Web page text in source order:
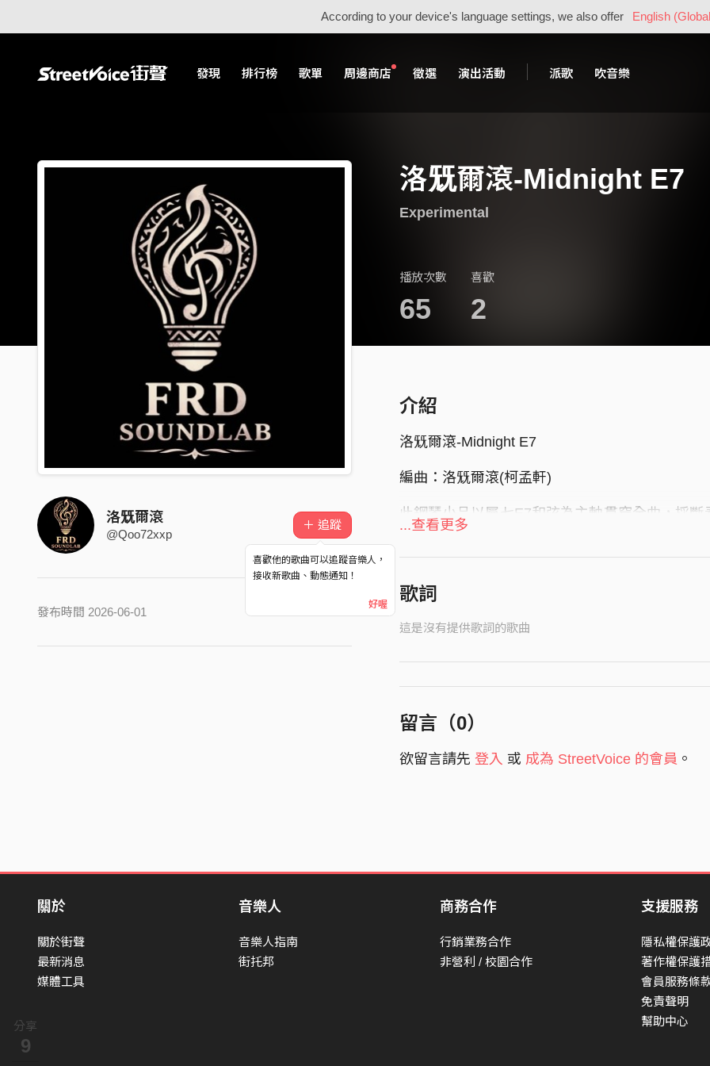
According to your device's language settings, we also offer English
發現 排行榜 歌單 周邊商店 徵選 演出活動 派歌 吹音樂
分享
9
洛兓爾滾-Midnight E7
Experimental
播放次數
65
喜歡
2
洛兓爾滾
@Qoo72xxp
＋ 追蹤
喜歡他的歌曲可以追蹤音樂人，
接收新歌曲、動態通知！
好喔
發布時間 2026-06-01
介紹
洛兓爾滾-Midnight E7
編曲：洛兓爾滾(柯孟軒)
此鋼琴小品以屬七E7和弦為主軸貫穿全曲，採
彩，彰顯出怪誕、迷離、俏皮的氛圍感！
...查看更多
歌詞
這是沒有提供歌詞的歌曲
留言（0）
欲留言請先 登入 或 成為 StreetVoice 的會員 。
關於
關於街聲
最新消息
媒體工具
音樂人
音樂人指南
街托邦
商務合作
行銷業務合作
非營利 / 校園合作
支援服務
隱私權保護
著作權保護
會員服務條
免責聲明
幫助中心